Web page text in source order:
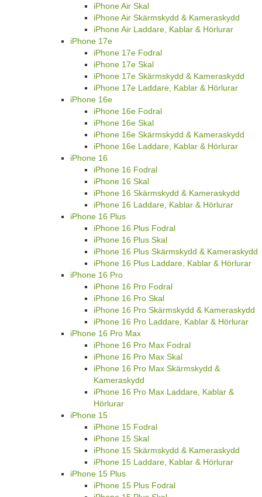
iPhone Air Skal
iPhone Air Skärmskydd & Kameraskydd
iPhone Air Laddare, Kablar & Hörlurar
iPhone 17e
iPhone 17e Fodral
iPhone 17e Skal
iPhone 17e Skärmskydd & Kameraskydd
iPhone 17e Laddare, Kablar & Hörlurar
iPhone 16e
iPhone 16e Fodral
iPhone 16e Skal
iPhone 16e Skärmskydd & Kameraskydd
iPhone 16e Laddare, Kablar & Hörlurar
iPhone 16
iPhone 16 Fodral
iPhone 16 Skal
iPhone 16 Skärmskydd & Kameraskydd
iPhone 16 Laddare, Kablar & Hörlurar
iPhone 16 Plus
iPhone 16 Plus Fodral
iPhone 16 Plus Skal
iPhone 16 Plus Skärmskydd & Kameraskydd
iPhone 16 Plus Laddare, Kablar & Hörlurar
iPhone 16 Pro
iPhone 16 Pro Fodral
iPhone 16 Pro Skal
iPhone 16 Pro Skärmskydd & Kameraskydd
iPhone 16 Pro Laddare, Kablar & Hörlurar
iPhone 16 Pro Max
iPhone 16 Pro Max Fodral
iPhone 16 Pro Max Skal
iPhone 16 Pro Max Skärmskydd &
Kameraskydd
iPhone 16 Pro Max Laddare, Kablar &
Hörlurar
iPhone 15
iPhone 15 Fodral
iPhone 15 Skal
iPhone 15 Skärmskydd & Kameraskydd
iPhone 15 Laddare, Kablar & Hörlurar
iPhone 15 Plus
iPhone 15 Plus Fodral